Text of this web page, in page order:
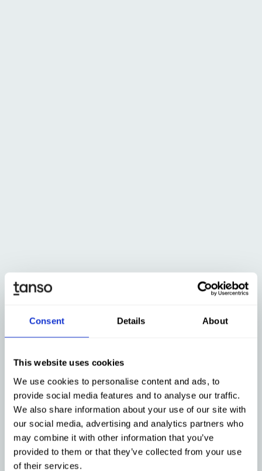
Consent Details About
This website uses cookies
We use cookies to personalise content and ads, to
provide social media features and to analyse our traffic.
We also share information about your use of our site with
our social media, advertising and analytics partners who
may combine it with other information that you’ve
provided to them or that they’ve collected from your use
of their services.
Software für nachhaltiges Lieferkettenmanagement
Primärdaten aus der
Lieferkette: digital,
automatisiert &
prüfungssicher